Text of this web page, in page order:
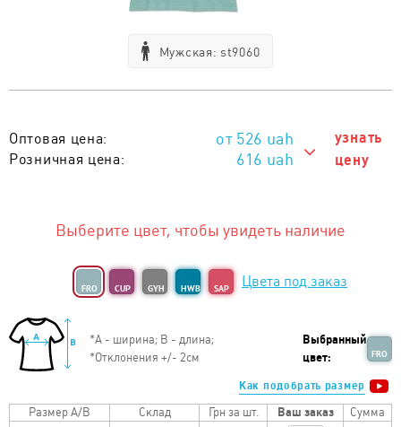
Мужская: st9060
Оптовая цена: 526 uah
Розничная цена: 616 uah
Тираж 6 - 10 шт. :
Тираж 21 - 50 шт. : 556 uah
Тираж 51 - 100 шт. :
Тираж 101 - 200 шт. :
526 uah
узнать
цену
Выберите цвет, чтобы увидеть наличие
FRO CUP GYH HWB SAP Цвета под заказ
*А - ширина; B - длина;
*Отклонения +/- 2см
Выбранный
цвет:
FRO
Как подобрать размер
Размер A/B Склад Грн за шт. Ваш заказ Сумма